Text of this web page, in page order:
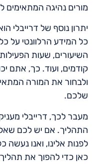
מורים נהיגה המתאימים
יתרון נוסף של דרייבלי
כל המידע הרלוונטי על
השיעורים, שעות
קודמים, ועוד. כך, אתם
ולבחור את המורה
שלכם.
מעבר לכך, דרייבלי
התהליך. אם יש לכם
לפנות אלינו, ואנו נעשה
כאן כדי להפוך את